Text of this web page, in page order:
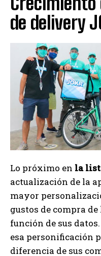
de delivery
Lo próximo en la
actualización de la
mayor
gustos de compra
función de sus
esa personificación
diferencia de sus